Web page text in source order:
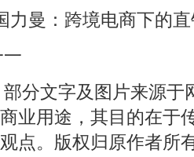
力曼：跨境电商下的
部分文字及图片来源
业用途，其目的在于
点。版权归原作者所